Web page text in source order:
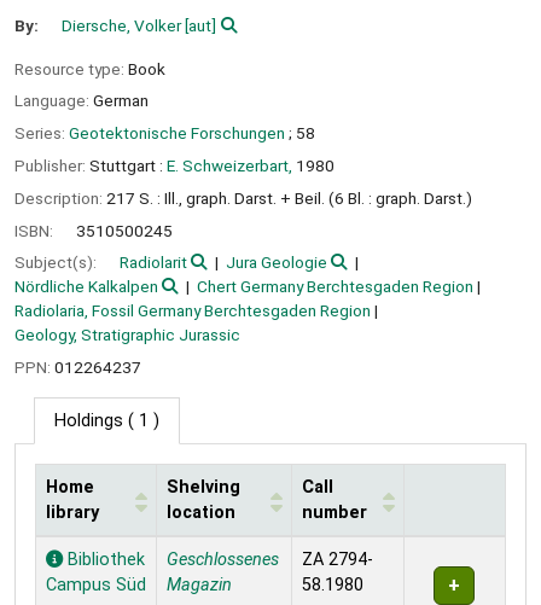
By: Diersche, Volker[aut]
Resource type: Book
Language: German
Series: Geotektonische Forschungen ; 58
Publisher: Stuttgart : E. Schweizerbart, 1980
Description: 217 S. : Ill., graph. Darst. + Beil. (6 Bl. : graph. Darst.)
ISBN:
3510500245
Subject(s):
Radiolarit
Jura Geologie
Nördliche Kalkalpen
Chert Germany Berchtesgaden Region
Radiolaria, Fossil Germany Berchtesgaden Region
Geology, Stratigraphic Jurassic
PPN: 012264237
Holdings ( 1 )
Holdings
Home
library
Shelving
location
Call
number
Bibliothek
Campus Süd
Geschlossenes
Magazin
ZA 2794-
58.1980